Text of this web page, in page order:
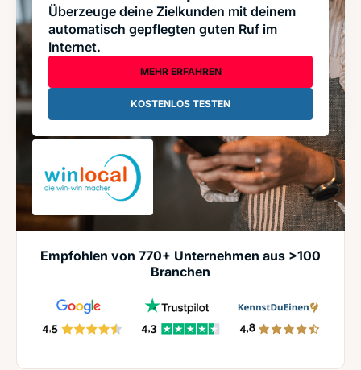
Überzeuge deine Zielkunden mit deinem
automatisch gepflegten guten Ruf im
Internet.
MEHR ERFAHREN
KOSTENLOS TESTEN
Empfohlen von 770+ Unternehmen aus >100
Branchen